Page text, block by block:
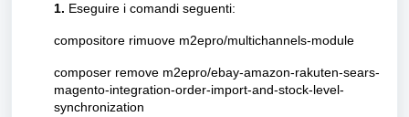
1. Eseguire i comandi seguenti:
compositore rimuove m2epro/multichannels-module
composer remove m2epro/ebay-amazon-rakuten-sears-
magento-integration-order-import-and-stock-level-
synchronization